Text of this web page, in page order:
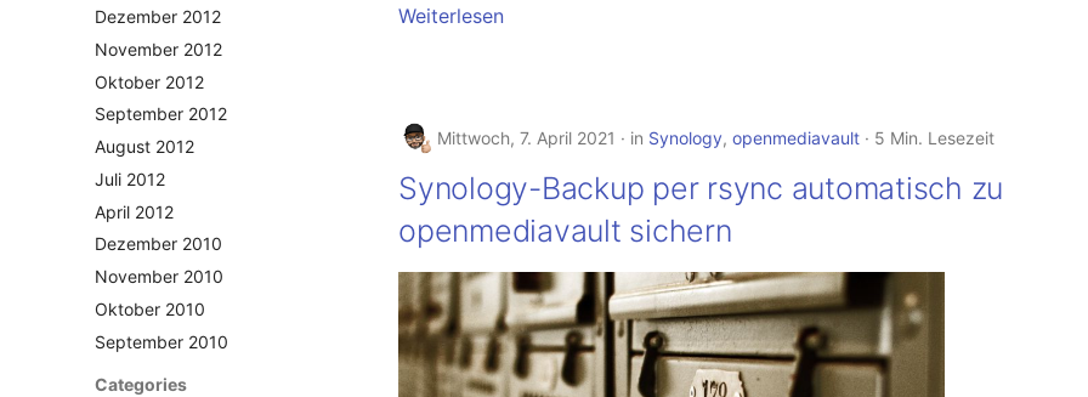
Dezember 2012
November 2012
Oktober 2012
September 2012
August 2012
Juli 2012
April 2012
Dezember 2010
November 2010
Oktober 2010
September 2010
Categories
Weiterlesen
Mittwoch, 7. April 2021 in Synology, openmediavault 5 Min. Lesezeit
Synology-Backup per rsync automatisch zu
openmediavault sichern